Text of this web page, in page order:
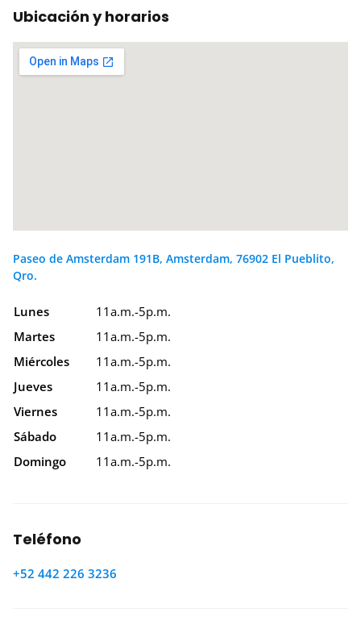
Ubicación y horarios
Paseo de Amsterdam 191B, Amsterdam, 76902 El Pueblito,
Qro.
Lunes
11a.m.-5p.m.
Martes
11a.m.-5p.m.
Miércoles
11a.m.-5p.m.
Jueves
11a.m.-5p.m.
Viernes
11a.m.-5p.m.
Sábado
11a.m.-5p.m.
Domingo
11a.m.-5p.m.
Teléfono
+52 442 226 3236